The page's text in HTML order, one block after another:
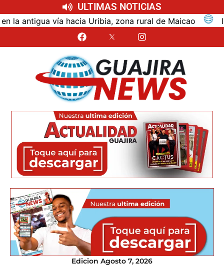
ULTIMAS NOTICIAS
vía hacia Uribia, zona rural de Maicao
Edicion Agosto 7, 2026